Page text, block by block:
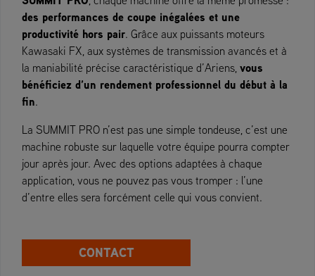
des performances de coupe inégalées et une
productivité hors pair. Grâce aux puissants moteurs
Kawasaki FX, aux systèmes de transmission avancés et à
la maniabilité précise caractéristique d’Ariens, vous
bénéficiez d’un rendement professionnel du début à la
fin.
La SUMMIT PRO n’est pas une simple tondeuse, c’est une
machine robuste sur laquelle votre équipe pourra compter
jour après jour. Avec des options adaptées à chaque
application, vous ne pouvez pas vous tromper : l’une
d’entre elles sera forcément celle qui vous convient.
CONTACT